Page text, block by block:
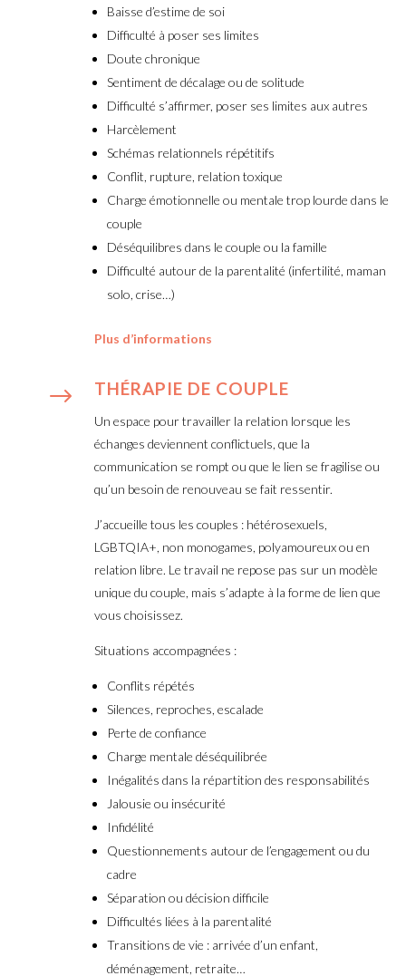
Baisse d’estime de soi
Difficulté à poser ses limites
Doute chronique
Sentiment de décalage ou de solitude
Difficulté s’affirmer, poser ses limites aux autres
Harcèlement
Schémas relationnels répétitifs
Conflit, rupture, relation toxique
Charge émotionnelle ou mentale trop lourde dans le
couple
Déséquilibres dans le couple ou la famille
Difficulté autour de la parentalité (infertilité, maman
solo, crise…)
Plus d’informations
$ THÉRAPIE DE COUPLE
Un espace pour travailler la relation lorsque les
échanges deviennent conflictuels, que la
communication se rompt ou que le lien se fragilise ou
qu’un besoin de renouveau se fait ressentir.
J’accueille tous les couples : hétérosexuels,
LGBTQIA+, non monogames, polyamoureux ou en
relation libre. Le travail ne repose pas sur un modèle
unique du couple, mais s’adapte à la forme de lien que
vous choisissez.
Situations accompagnées :
Conflits répétés
Silences, reproches, escalade
Perte de confiance
Charge mentale déséquilibrée
Inégalités dans la répartition des responsabilités
Jalousie ou insécurité
Infidélité
Questionnements autour de l’engagement ou du
cadre
Séparation ou décision difficile
Difficultés liées à la parentalité
Transitions de vie : arrivée d’un enfant,
déménagement, retraite…